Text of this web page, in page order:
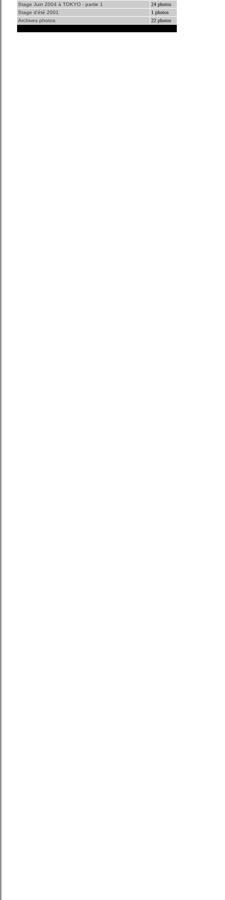
Stage Juin 2004 à TOKYO - partie 1
24 photos
Stage d'été 2001
1 photos
Archives photos
22 photos